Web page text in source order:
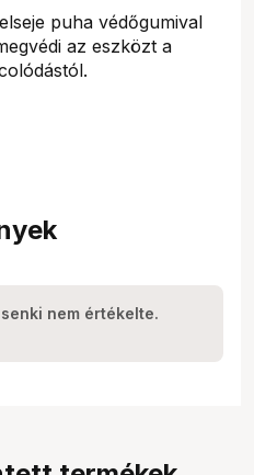
puha védőgumival
az eszközt a
nem értékelte.